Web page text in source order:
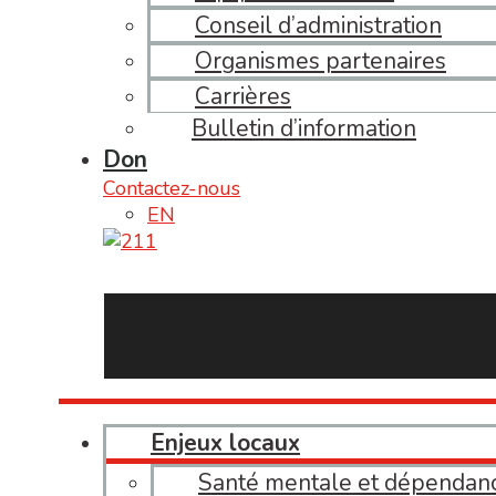
Conseil d’administration
Organismes partenaires
Carrières
Bulletin d’information
Don
Contactez-nous
EN
Enjeux locaux
Santé mentale et